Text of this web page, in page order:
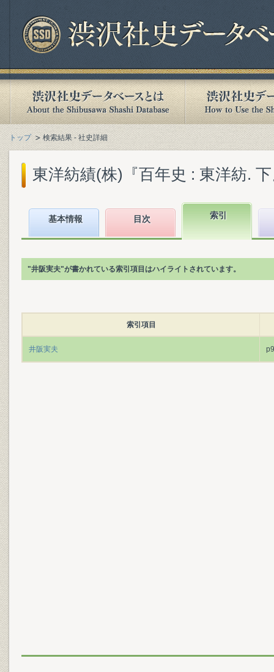
トップ 検索結果 - 社史詳細
東洋紡績(株)『百年史 : 東洋紡.
基本情報 目次 索引
"井阪実夫"が書かれている索引項目はハイライトされています。
索引項目
井阪実夫